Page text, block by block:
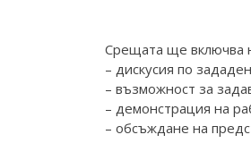
Срещата ще включва
– дискусия по
– възможност за
– демонстрация на
– обсъждане на